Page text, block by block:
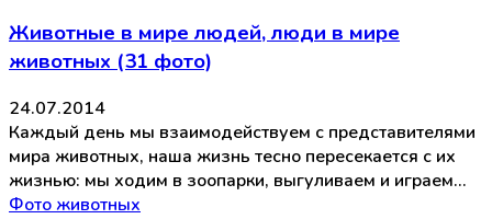
Животные в мире людей, люди в мире
животных (31 фото)
24.07.2014
Каждый день мы взаимодействуем с представителями
мира животных, наша жизнь тесно пересекается с их
жизнью: мы ходим в зоопарки, выгуливаем и играем…
Фото животных